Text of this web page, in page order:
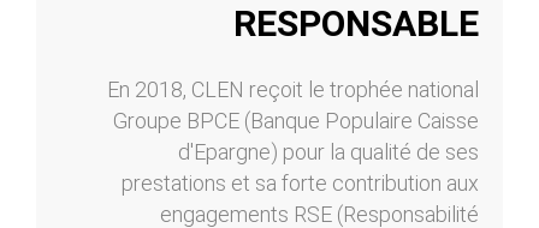
RESPONSABLE
En 2018, CLEN reçoit le trophée national
Groupe BPCE (Banque Populaire Caisse
d'Epargne) pour la qualité de ses
prestations et sa forte contribution aux
engagements RSE (Responsabilité